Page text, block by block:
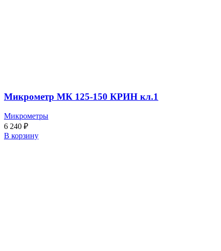
Микрометр МК 125-150 КРИН кл.1
Микрометры
6 240 ₽
В корзину